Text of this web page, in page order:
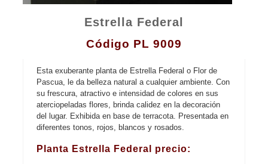
Estrella Federal
Código PL 9009
Esta exuberante planta de Estrella Federal o Flor de
Pascua, le da belleza natural a cualquier ambiente. Con
su frescura, atractivo e intensidad de colores en sus
aterciopeladas flores, brinda calidez en la decoración
del lugar. Exhibida en base de terracota. Presentada en
diferentes tonos, rojos, blancos y rosados.
Planta Estrella Federal precio: